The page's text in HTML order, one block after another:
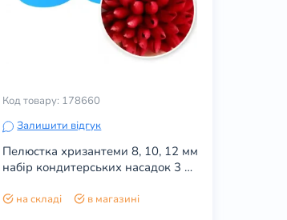
Код товару: 178660
Залишити відгук
Пелюстка хризантеми 8, 10, 12 мм
набір кондитерських насадок 3 шт
на складі в магазині